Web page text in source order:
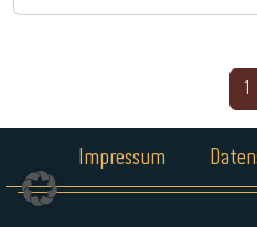
Impressum